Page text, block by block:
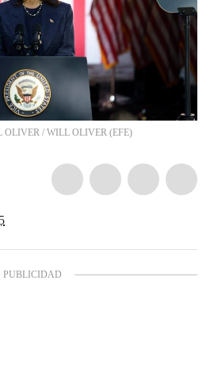
OLIVER / WILL OLIVER (EFE)